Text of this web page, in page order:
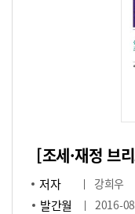
저자 강희우
발간월 2016-08